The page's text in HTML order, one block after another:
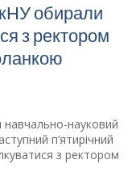
обирали
з ректором
навчально-науковий
п’ятирічний
з ректором